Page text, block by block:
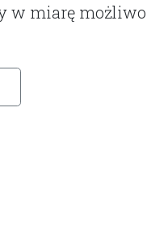
w miarę